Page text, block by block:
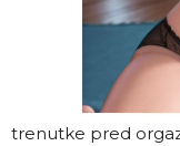
trenutke pred